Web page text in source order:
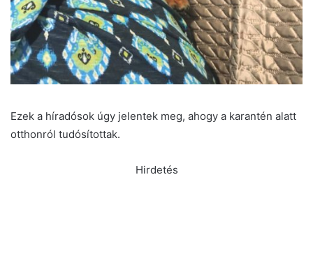
Ezek a híradósok úgy jelentek meg, ahogy a karantén alatt
otthonról tudósítottak.
Hirdetés